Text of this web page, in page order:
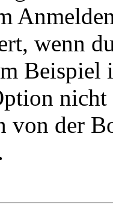
wenn
Beispiel
von der